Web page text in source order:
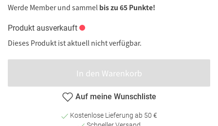
Werde Member und sammel bis zu 65 Punkte!
Produkt ausverkauft
Dieses Produkt ist aktuell nicht verfügbar.
In den Warenkorb
Auf meine Wunschliste
Kostenlose Lieferung ab 50 €